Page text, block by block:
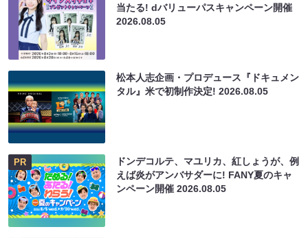
当たる! dバリューパスキャンペーン開催
2026.08.05
松本人志企画・プロデュース『ドキュメン
タル』米で初制作決定!2026.08.05
PR
ドンデコルテ、マユリカ、紅しょうが、例
えば炎がアンバサダーに! FANY夏のキャ
ンペーン開催2026.08.05